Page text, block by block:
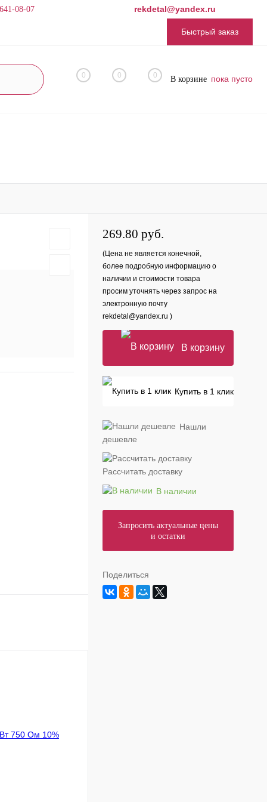
08-07 rekdetal@yandex.ru
Быстрый заказ
0 0 0 В корзине пока пусто
269.80 руб.
(Цена не является конечной,
более подробную информацию о
наличии и стоимости товара
просим уточнять через запрос на
электронную почту
rekdetal@yandex.ru )
В корзину
Купить в 1 клик
Нашли
дешевле
Рассчитать доставку
В наличии
Запросить актуальные цены
и остатки
Поделиться